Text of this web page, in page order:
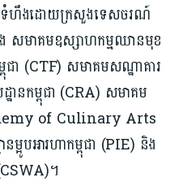
ញទំហឹងដោយក្រសួងទេសចរណ៍
ង សមាគមឧស្សាហកម្មឈានមុខ
ា (CTF) សមាគមសណ្ឋាគារ
ានកម្ពុជា (CRA) សមាគម
of Culinary Arts
អូបអារហាកម្ពុជា (PIE) និង
។